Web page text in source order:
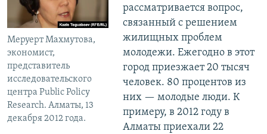
Меруерт Махмутова,
экономист,
представитель
исследовательского
центра Public Policy
Research. Алматы, 13
декабря 2012 года.
рассматривается вопрос,
связанный с решением
жилищных проблем
молодежи. Ежегодно в этот
город приезжает 20 тысяч
человек. 80 процентов из
них — молодые люди. К
примеру, в 2012 году в
Алматы приехали 22